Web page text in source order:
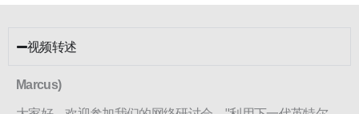
视频转述
Marcus)